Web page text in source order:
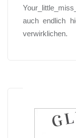
auch endlich
verwirklichen.